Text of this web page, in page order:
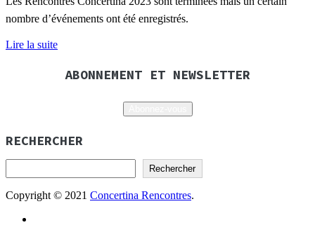
nombre d’événements ont été enregistrés.
Lire la suite
ABONNEMENT ET NEWSLETTER
RECHERCHER
Rechercher
Copyright © 2021 Concertina Rencontres.